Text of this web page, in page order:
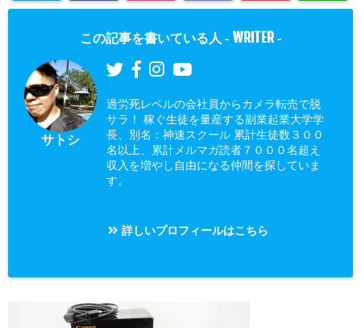
この記事を書いている人 - WRITER -
サトシ
過労死レベルの会社員からカメラ転売で脱
サラ！ 稼ぐ生徒を量産する副業起業大学学
長、別名：神速スクール 累計生徒数３００
名以上、累計メルマガ読者７０００名超え
収入を増やし自由になる仲間を探していま
す。
詳しいプロフィールはこちら